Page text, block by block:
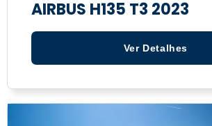
AIRBUS H135 T3 2023
Ver Detalhes